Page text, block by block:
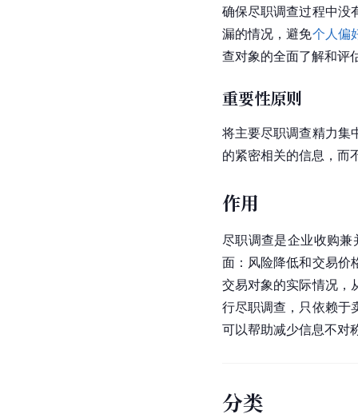
确保尽职调查过程中没
漏的情况，避免个人偏
查对象的全面了解和评
重要性原则
将主要尽职调查精力集
的紧密相关的信息，而
作用
尽职调查是企业收购
面：风险降低和交易价
交易对象的实际情况，
行尽职调查，只依赖于
可以帮助减少信息不对
分类